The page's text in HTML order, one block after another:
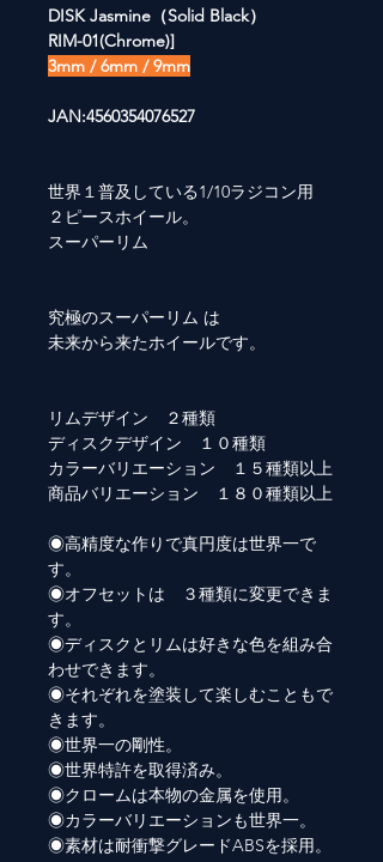
DISK Jasmine（Solid Black）
RIM-01(Chrome)]
3mm / 6mm / 9mm
JAN:4560354076527
世界１普及している1/10ラジコン用
２ピースホイール。
スーパーリム
究極のスーパーリム は
未来から来たホイールです。
リムデザイン ２種類
ディスクデザイン １０種類
カラーバリエーション １５種類以上
商品バリエーション １８０種類以上
◉高精度な作りで真円度は世界一で
す。
◉オフセットは ３種類に変更できま
す。
◉ディスクとリムは好きな色を組み合
わせできます。
◉それぞれを塗装して楽しむこともで
きます。
◉世界一の剛性。
◉世界特許を取得済み。
◉クロームは本物の金属を使用。
◉カラーバリエーションも世界一。
◉素材は耐衝撃グレードABSを採用。